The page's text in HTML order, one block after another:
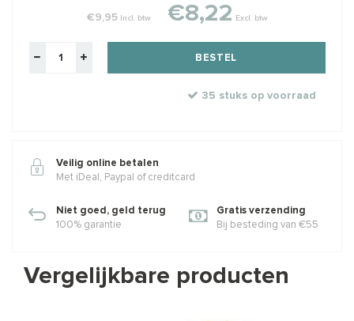
€9,95 Incl. btw €8,22 Excl. btw
BESTEL
35 stuks op voorraad
Veilig online betalen
Met iDeal, Paypal of creditcard
Niet goed, geld terug
100% garantie
Gratis verzending
Bij besteding van €55
Vergelijkbare producten